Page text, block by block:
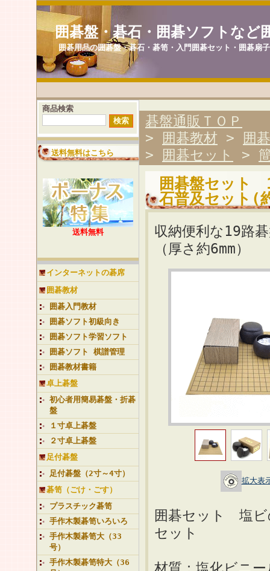
囲碁盤・碁石・囲碁ソフトなど
囲碁用品の囲碁盤・碁石・碁笥・入門囲碁セット・囲碁扇
商品検索
送料無料はこちら
送料無料
インターネットの碁席
囲碁教材
囲碁入門教材
囲碁ソフト初級向き
囲碁ソフト学習ソフト
囲碁ソフト 棋譜管理
囲碁教材書籍
卓上碁盤
初心者用簡易碁盤・折碁
盤
１寸卓上碁盤
２寸卓上碁盤
足付碁盤
足付碁盤（2寸～4寸）
碁笥（ごけ・ごす）
プラスチック碁笥
手作木製碁笥いろいろ
手作木製碁笥大（33
号）
手作木製碁笥特大（36
碁盤通販ＴＯＰ
>
囲碁教材 >
囲
>
囲碁セット >
囲碁盤セット
石普及セット
収納便利な19路
（厚さ約6mm）
拡大表
囲碁セット 塩ビ
セット